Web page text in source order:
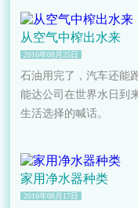
从空气中榨出水来
2016年08月25日
石油用完了，汽车还能
能达公司在世界水日到
生活选择的喊话。
家用净水器种类
2016年08月17日